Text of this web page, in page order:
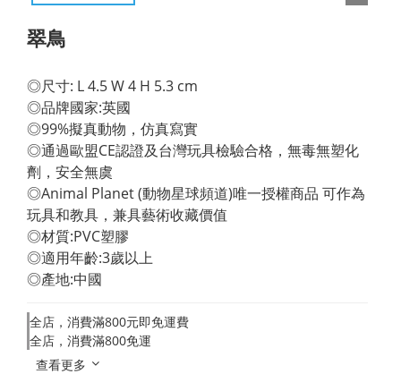
翠鳥
◎尺寸: L 4.5 W 4 H 5.3 cm
◎品牌國家:英國
◎99%擬真動物，仿真寫實
◎通過歐盟CE認證及台灣玩具檢驗合格，無毒無塑化
劑，安全無虞
◎Animal Planet (動物星球頻道)唯一授權商品 可作為
玩具和教具，兼具藝術收藏價值
◎材質:PVC塑膠
◎適用年齡:3歲以上
◎產地:中國
全店，消費滿800元即免運費
全店，消費滿800免運
查看更多